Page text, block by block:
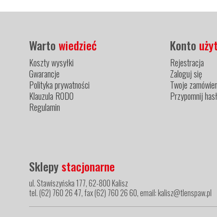
Wartowiedzieć
Koszty wysyłki
Gwarancje
Polityka prywatności
Klauzula RODO
Regulamin
Konto
Rejestracja
Zaloguj się
Twoje
Przypomnij
Sklepystacjonarne
ul. Stawiszyńska 177, 62-800 Kalisz
tel. (62) 760 26 47, fax (62) 760 26 60, email: kalisz@tlenspaw.pl